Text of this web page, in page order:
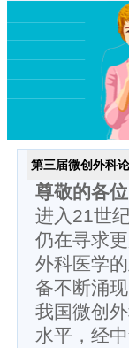
第三届微创外科
尊敬的各位
进入21世
仍在寻求
外科医学
备不断涌
我国微创
水平，经